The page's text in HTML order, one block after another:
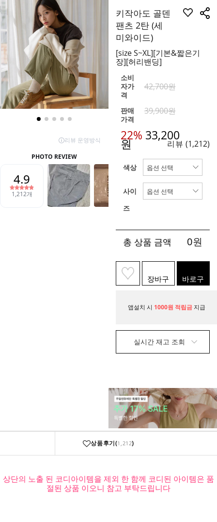
키작아도 골덴
팬츠 2탄 (세
미와이드)
[size S~XL][기본&짧은기
장][허리밴딩]
소비
자가
격
42,700원
판매
가격
39,900원
22% 33,200
원 리뷰 (1,212)
색상
사이
즈
총 상품 금액 0원
장바구
니
바로구
매
앱설치 시 1000원 적립금 지급
실시간 재고 조회
상품후기(1,212)
상단의 노출 된 코디아이템을 제외 한 함께 코디된 아이템은 품
절된 상품 이오니 참고 부탁드립니다